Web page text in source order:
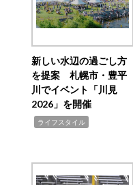
新しい水辺の過ごし方
を提案 札幌市・豊平
川でイベント「川見
2026」を開催
ライフスタイル